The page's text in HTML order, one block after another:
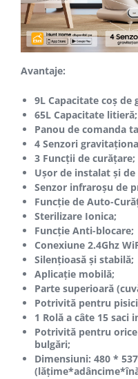
Avantaje:
9L Capacitate coș de
65L Capacitate litieră;
Panou de comanda
4 Senzori
3 Funcții de curățare;
Ușor de instalat și
Senzor infraroșu de
Funcție de Auto-
Sterilizare Ionica;
Funcție Anti-blocare;
Conexiune 2.4Ghz
Silențioasă și stabilă;
Aplicație mobilă;
Parte superioară
Potrivită pentru
1 Rolă a câte 15 saci
Potrivită pentru
bulgări;
Dimensiuni: 480 *